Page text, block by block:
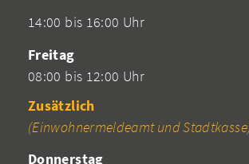
14:00 bis 16:00 Uhr
Freitag
08:00 bis 12:00 Uhr
Zusätzlich
(Einwohnermeldeamt und
Donnerstag